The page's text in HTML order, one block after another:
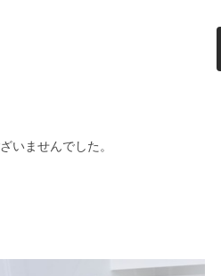
いませんでした。